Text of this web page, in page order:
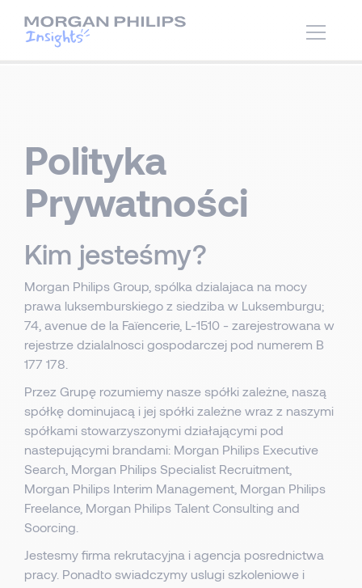
Polityka
Prywatności
Kim jesteśmy?
Morgan Philips Group, spólka dzialajaca na mocy
prawa luksemburskiego z siedziba w Luksemburgu;
74, avenue de la Faïencerie, L-1510 - zarejestrowana w
rejestrze dzialalnosci gospodarczej pod numerem B
177 178.
Przez Grupę rozumiemy nasze spółki zależne, naszą
spółkę dominujacą i jej spółki zależne wraz z naszymi
spółkami stowarzyszonymi działającymi pod
nastepującymi brandami: Morgan Philips Executive
Search, Morgan Philips Specialist Recruitment,
Morgan Philips Interim Management, Morgan Philips
Freelance, Morgan Philips Talent Consulting and
Soorcing.
Jestesmy firma rekrutacyjna i agencja posrednictwa
pracy. Ponadto swiadczymy uslugi szkoleniowe i